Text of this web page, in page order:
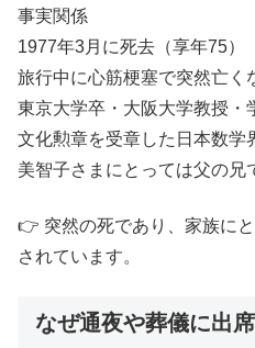
事実関係
1977年3月に死去（享年75）
旅行中に心筋梗塞で突然亡く
東京大学卒・大阪大学教授・
文化勲章を受章した日本数学
美智子さまにとっては父の兄
👉 突然の死であり、家族に
されています。
なぜ通夜や葬儀に出